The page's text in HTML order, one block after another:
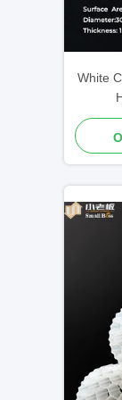
White